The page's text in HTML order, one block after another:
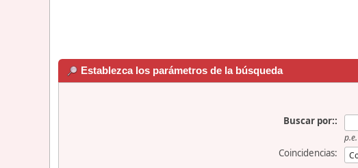
Establezca los parámetros de la búsqueda
Buscar por::
p.e.
Coincidencias: